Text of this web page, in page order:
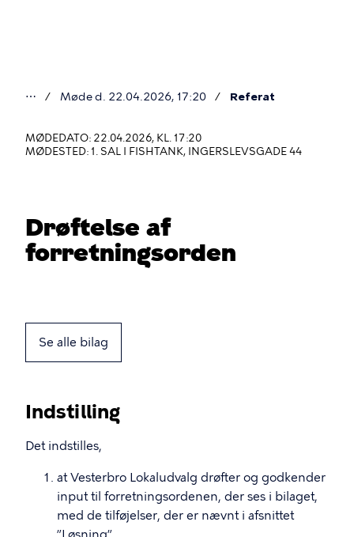
er
her
⋯ Møde d. 22.04.2026, 17:20 Referat
MØDEDATO: 22.04.2026, KL. 17:20
MØDESTED: 1. SAL I FISHTANK, INGERSLEVSGADE 44
Drøftelse af
forretningsorden
Se alle bilag
Indstilling
Det indstilles,
at Vesterbro Lokaludvalg drøfter og godkender
input til forretningsordenen, der ses i bilaget,
med de tilføjelser, der er nævnt i afsnittet